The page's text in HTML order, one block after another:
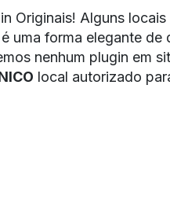
Originais! Alguns
uma forma elegante
nenhum plugin em
local autorizado